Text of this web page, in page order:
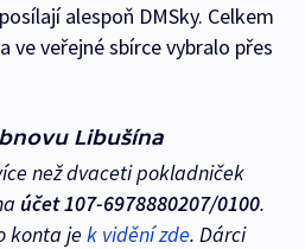
alespoň DMSky. Celkem
ve veřejné sbírce vybralo přes
Libušína
než dvaceti pokladniček
účet 107-6978880207/0100.
konta je k vidění zde. Dárci